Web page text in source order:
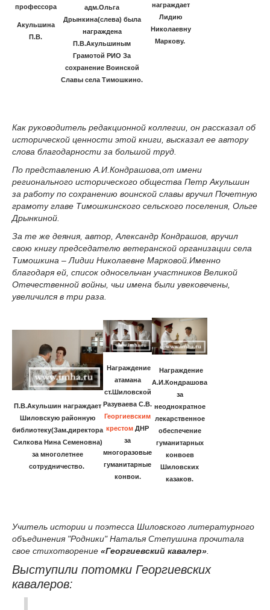
профессора
Акульшина
П.В.
адм.Ольга
Дрынкина(слева) была
награждена
П.В.Акульшиным
Грамотой РИО За
сохранение Воинской
Славы села Тимошкино.
награждает
Лидию
Николаевну
Маркову.
Как руководитель редакционной коллегии, он рассказал об
исторической ценности этой книги, высказал ее автору
слова благодарности за большой труд.
По представлению А.И.Кондрашова,от имени
регионального исторического общества Петр Акульшин
за работу по сохранению воинской славы вручил Почетную
грамоту главе Тимошкинского сельского поселения, Ольге
Дрынкиной.
За те же деяния, автор, Александр Кондрашов, вручил
свою книгу председателю ветеранской организации села
Тимошкина – Лидии Николаевне Марковой.Именно
благодаря ей, список односельчан участников Великой
Отечественной войны, чьи имена были увековечены,
увеличился в три раза.
П.В.Акульшин награждает
Шиловскую районную
библиотеку(Зам.директора
Силкова Нина Семеновна)
за многолетнее
сотрудничество.
Награждение
атамана
ст.Шиловской
Разуваева С.В.
Георгиевским
крестом ДНР
за
многоразовые
гуманитарные
конвои.
Награждение
А.И.Кондрашова
за
неоднократное
лекарственное
обеспечение
гуманитарных
конвоев
Шиловских
казаков.
Учитель истории и поэтесса Шиловского литературного
объединения "Родники" Наталья Степушина прочитала
свое стихотворение «Георгиевский кавалер»
Выступили потомки Георгиевских
кавалеров: